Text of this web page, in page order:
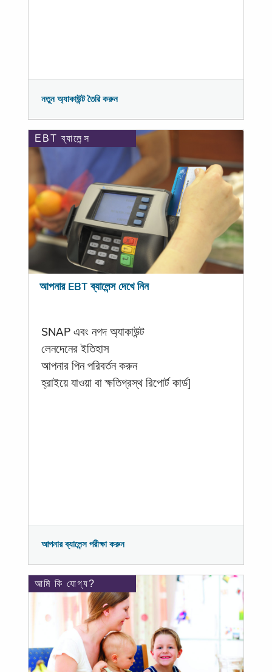
নতুন অ্যাকাউন্ট তৈরি করুন
EBT ব্যালেন্স
আপনার EBT ব্যালেন্স দেখে নিন
SNAP এবং নগদ অ্যাকাউন্ট
লেনদেনের ইতিহাস
আপনার পিন পরিবর্তন করুন
হ্রাইয়ে যাওয়া বা ক্ষতিগ্রস্থ রিপোর্ট কার্ড]
আপনার ব্যালেন্স পরীক্ষা করুন
আমি কি যোগ্য?